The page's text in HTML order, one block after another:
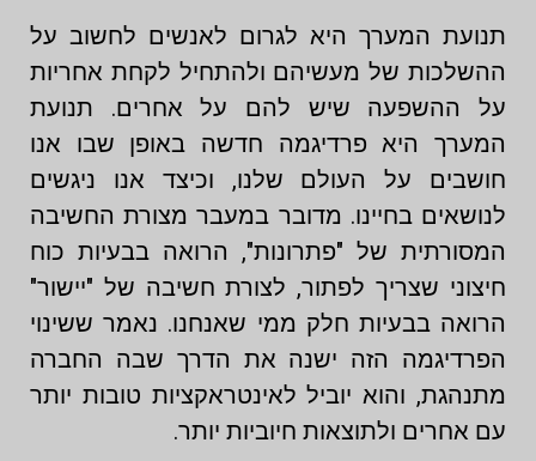
תנועת המערך היא לגרום לאנשים לחשוב על
ההשלכות של מעשיהם ולהתחיל לקחת אחריות
על ההשפעה שיש להם על אחרים. תנועת
המערך היא פרדיגמה חדשה באופן שבו אנו
חושבים על העולם שלנו, וכיצד אנו ניגשים
לנושאים בחיינו. מדובר במעבר מצורת החשיבה
המסורתית של "פתרונות", הרואה בבעיות כוח
חיצוני שצריך לפתור, לצורת חשיבה של "יישור"
הרואה בבעיות חלק ממי שאנחנו. נאמר ששינוי
הפרדיגמה הזה ישנה את הדרך שבה החברה
מתנהגת, והוא יוביל לאינטראקציות טובות יותר
עם אחרים ולתוצאות חיוביות יותר.